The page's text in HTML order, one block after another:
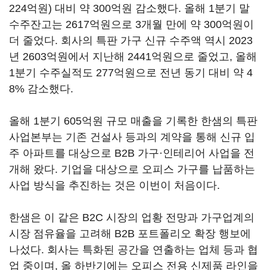
224억원) 대비 약 300억원 감소했다. 올해 1분기 말
수주잔고는 2617억원으로 3개월 만에 약 300억원이
더 줄었다. 회사의 특판 가구 신규 수주액 역시 2023
년 2603억원에서 지난해 2441억원으로 줄었고, 올해
1분기 수주실적도 277억원으로 전년 동기 대비 약 4
8% 감소했다.
올해 1분기 605억원 규모 매출을 기록한 한샘의 특판
사업본부는 기존 건설사 등과의 계약을 통해 신규 입
주 아파트를 대상으로 B2B 가구·인테리어 사업을 전
개해 왔다. 기업을 대상으로 오피스 가구를 납품하는
사업 방식을 추진하는 것은 이번이 처음이다.
한샘은 이 같은 B2C 시장의 업황 전망과 가구업계의
시장 점유율을 고려해 B2B 포트폴리오 확장 행보에
나섰다. 회사는 특화된 공간을 연출하는 업체 등과 협
업 중이며, 올 하반기에는 오피스 전용 신제품 라인을